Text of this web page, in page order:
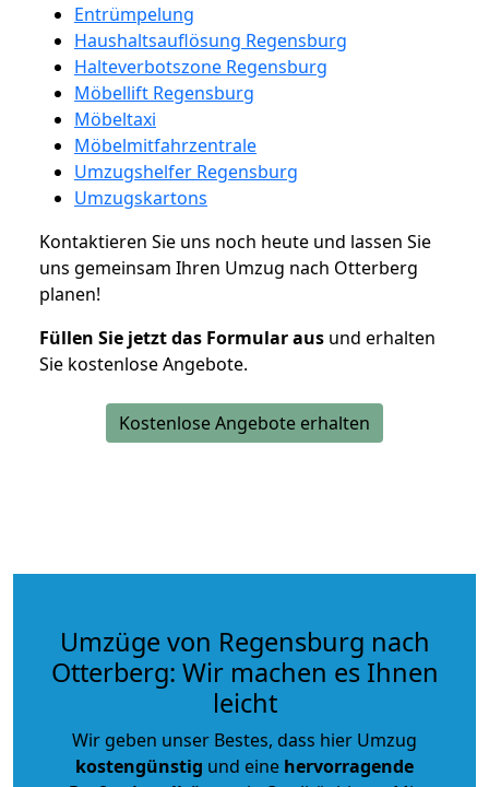
Entrümpelung
Haushaltsauflösung Regensburg
Halteverbotszone Regensburg
Möbellift Regensburg
Möbeltaxi
Möbelmitfahrzentrale
Umzugshelfer Regensburg
Umzugskartons
Kontaktieren Sie uns noch heute und lassen Sie
uns gemeinsam Ihren Umzug nach Otterberg
planen!
Füllen Sie jetzt das Formular aus und erhalten
Sie kostenlose Angebote.
Kostenlose Angebote erhalten
Umzüge von Regensburg nach
Otterberg: Wir machen es Ihnen
leicht
Wir geben unser Bestes, dass hier Umzug
kostengünstig und eine hervorragende